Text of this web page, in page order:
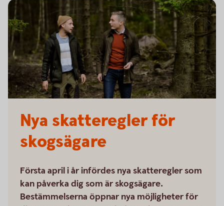
Nya skatteregler för
skogsägare
Första april i år infördes nya skatteregler som
kan påverka dig som är skogsägare.
Bestämmelserna öppnar nya möjligheter för